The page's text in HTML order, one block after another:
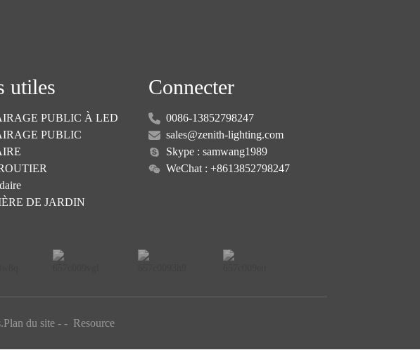
utiles
PUBLIC À LED
PUBLIC
DE JARDIN
Connecter
0086-13852798247
sales@zenith-lighting.com
Skype : samwang1989
WeChat : +8613852798247
Plan du site- - Resource